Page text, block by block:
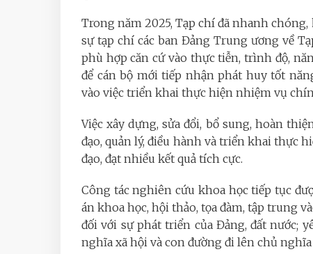
Trong năm 2025, Tạp chí đã nhanh
sự tạp chí các ban Đảng Trung ương về
phù hợp căn cứ vào thực tiễn, trình độ,
để cán bộ mới tiếp nhận phát huy tốt
vào việc triển khai thực hiện nhiệm vụ
Việc xây dựng, sửa đổi, bổ sung, hoàn
đạo, quản lý, điều hành và triển khai thực
đạo, đạt nhiều kết quả tích cực.
Công tác nghiên cứu khoa học tiếp tục
án khoa học, hội thảo, tọa đàm, tập trung
đối với sự phát triển của Đảng, đất nước;
nghĩa xã hội và con đường đi lên chủ